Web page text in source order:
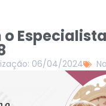
06/04/2024